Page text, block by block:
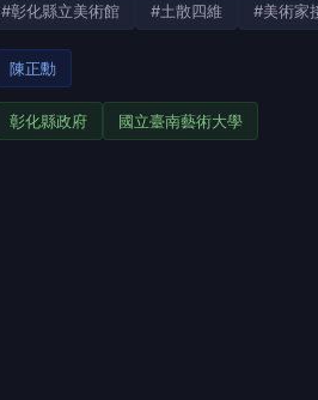
#彰化縣立美術館 #土散四維 #美術家
陳正勳
彰化縣政府 國立臺南藝術大學